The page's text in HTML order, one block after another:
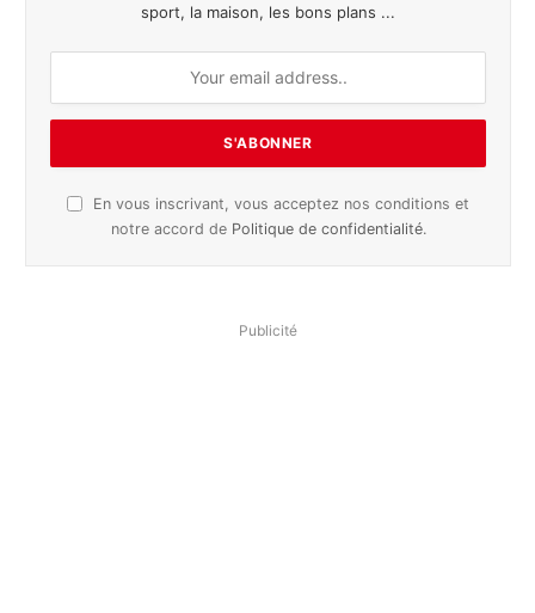
sport, la maison, les bons plans ...
En vous inscrivant, vous acceptez nos conditions et
notre accord de Politique de confidentialité.
Publicité